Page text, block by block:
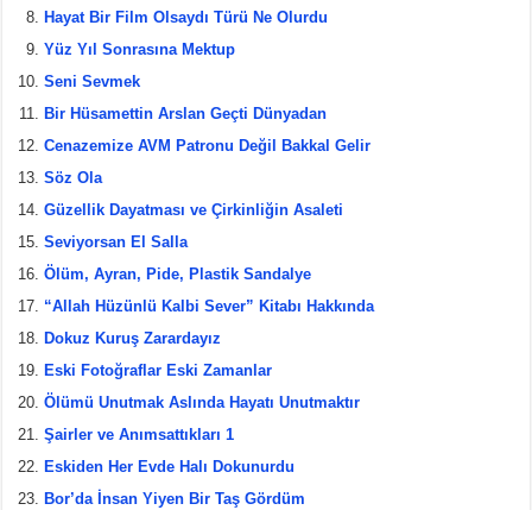
Hayat Bir Film Olsaydı Türü Ne Olurdu
Yüz Yıl Sonrasına Mektup
Seni Sevmek
Bir Hüsamettin Arslan Geçti Dünyadan
Cenazemize AVM Patronu Değil Bakkal Gelir
Söz Ola
Güzellik Dayatması ve Çirkinliğin Asaleti
Seviyorsan El Salla
Ölüm, Ayran, Pide, Plastik Sandalye
“Allah Hüzünlü Kalbi Sever” Kitabı Hakkında
Dokuz Kuruş Zarardayız
Eski Fotoğraflar Eski Zamanlar
Ölümü Unutmak Aslında Hayatı Unutmaktır
Şairler ve Anımsattıkları 1
Eskiden Her Evde Halı Dokunurdu
Bor’da İnsan Yiyen Bir Taş Gördüm